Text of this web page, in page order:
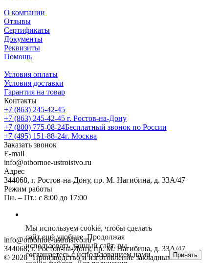
О компании
Отзывы
Сертификаты
Документы
Реквизиты
Помощь
Условия оплаты
Условия доставки
Гарантия на товар
Контакты
+7 (863) 245-42-45
+7 (863) 245-42-45 г. Ростов-на-Дону
+7 (800) 775-08-24Бесплатный звонок по России
+7 (495) 151-88-24г. Москва
Заказать звонок
E-mail
info@otbornoe-ustroistvo.ru
Адрес
344068, г. Ростов-на-Дону, пр. М. Нагибина, д. 33А/47
Режим работы
Пн. – Пт.: с 8:00 до 17:00
info@otbornoe-ustroistvo.ru
344068, г. Ростов-на-Дону, пр. М. Нагибина, д. 33А/47
© 2026 "Производство и изготовление закладных
Мы используем cookie, чтобы сделать
сайт ещё удобнее. Продолжая
использовать данный сайт, вы
соглашаетесь с использованием нами
Принять